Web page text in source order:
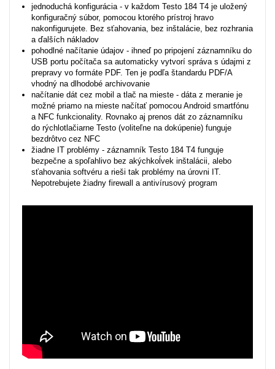
jednoduchá konfigurácia - v každom Testo 184 T4 je uložený
konfiguračný súbor, pomocou ktorého prístroj hravo
nakonfigurujete. Bez sťahovania, bez inštalácie, bez rozhrania
a ďalších nákladov
pohodlné načítanie údajov - ihneď po pripojení záznamníku do
USB portu počítača sa automaticky vytvorí správa s údajmi z
prepravy vo formáte PDF. Ten je podľa štandardu PDF/A
vhodný na dlhodobé archivovanie
načítanie dát cez mobil a tlač na mieste - dáta z meranie je
možné priamo na mieste načítať pomocou Android smartfónu
a NFC funkcionality. Rovnako aj prenos dát zo záznamníku
do rýchlotlačiarne Testo (voliteľne na dokúpenie) funguje
bezdrôtvo cez NFC
žiadne IT problémy - záznamník Testo 184 T4 funguje
bezpečne a spoľahlivo bez akýchkoĺvek inštalácii, alebo
sťahovania softvéru a rieši tak problémy na úrovni IT.
Nepotrebujete žiadny firewall a antivírusový program